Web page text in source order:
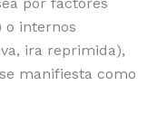
o internos
ira reprimida),
manifiesta como